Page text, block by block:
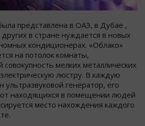
представлена в ОАЭ, в Дубае ,
в стране нуждается в новых
кондиционерах. «Облако»
на потолок комнаты,
совокупность мелких металлических
люстру. В каждую
ультразвуковой генератор, его
находящихся в помещении людей
место нахождения каждого